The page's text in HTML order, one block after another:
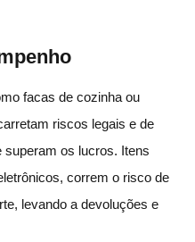
facas de cozinha ou
riscos legais e de
superam os lucros. Itens
correm o risco de
levando a devoluções e